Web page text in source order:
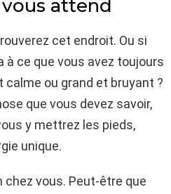
attend
cet endroit. Ou si
ce que vous avez toujours
ou grand et bruyant ?
que vous devez savoir,
y mettrez les pieds,
unique.
vous. Peut-être que